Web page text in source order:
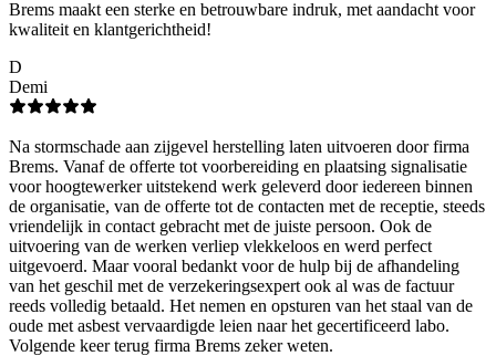
Brems maakt een sterke en betrouwbare indruk, met aandacht voor
kwaliteit en klantgerichtheid!
D
Demi
Na stormschade aan zijgevel herstelling laten uitvoeren door firma
Brems. Vanaf de offerte tot voorbereiding en plaatsing signalisatie
voor hoogtewerker uitstekend werk geleverd door iedereen binnen
de organisatie, van de offerte tot de contacten met de receptie, steeds
vriendelijk in contact gebracht met de juiste persoon. Ook de
uitvoering van de werken verliep vlekkeloos en werd perfect
uitgevoerd. Maar vooral bedankt voor de hulp bij de afhandeling
van het geschil met de verzekeringsexpert ook al was de factuur
reeds volledig betaald. Het nemen en opsturen van het staal van de
oude met asbest vervaardigde leien naar het gecertificeerd labo.
Volgende keer terug firma Brems zeker weten.